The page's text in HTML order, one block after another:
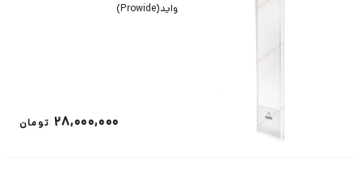
واید(Prowide)
28,000,000 تومان